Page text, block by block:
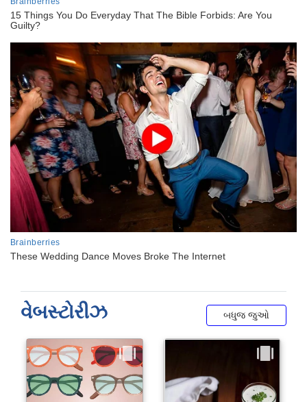
વેબસ્ટોરીઝ બધુજ જુઓ